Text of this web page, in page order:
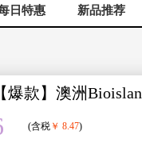
日特惠 新品推荐
爆款】澳洲
(含税 ￥ 8.47)